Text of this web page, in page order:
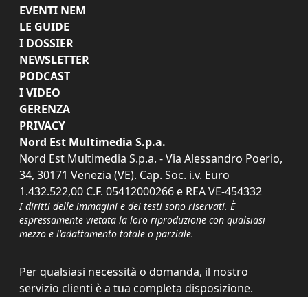
EVENTI NEM
LE GUIDE
I DOSSIER
NEWSLETTER
PODCAST
I VIDEO
GERENZA
PRIVACY
Nord Est Multimedia S.p.a.
Nord Est Multimedia S.p.a. - Via Alessandro Poerio,
34, 30171 Venezia (VE). Cap. Soc. i.v. Euro
1.432.522,00 C.F. 05412000266 e REA VE-454332
I diritti delle immagini e dei testi sono riservati. È
espressamente vietata la loro riproduzione con qualsiasi
mezzo e l'adattamento totale o parziale.
Per qualsiasi necessità o domanda, il nostro
servizio clienti è a tua completa disposizione.